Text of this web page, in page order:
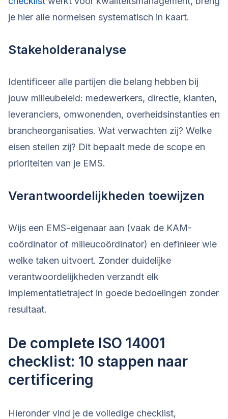
je hier alle normeisen systematisch in kaart.
Stakeholderanalyse
Identificeer alle partijen die belang hebben bij
jouw milieubeleid: medewerkers, directie, klanten,
leveranciers, omwonenden, overheidsinstanties en
brancheorganisaties. Wat verwachten zij? Welke
eisen stellen zij? Dit bepaalt mede de scope en
prioriteiten van je EMS.
Verantwoordelijkheden toewijzen
Wijs een EMS-eigenaar aan (vaak de KAM-
coördinator of milieucoördinator) en definieer wie
welke taken uitvoert. Zonder duidelijke
verantwoordelijkheden verzandt elk
implementatietraject in goede bedoelingen zonder
resultaat.
De complete ISO 14001
checklist: 10 stappen naar
certificering
Hieronder vind je de volledige checklist,